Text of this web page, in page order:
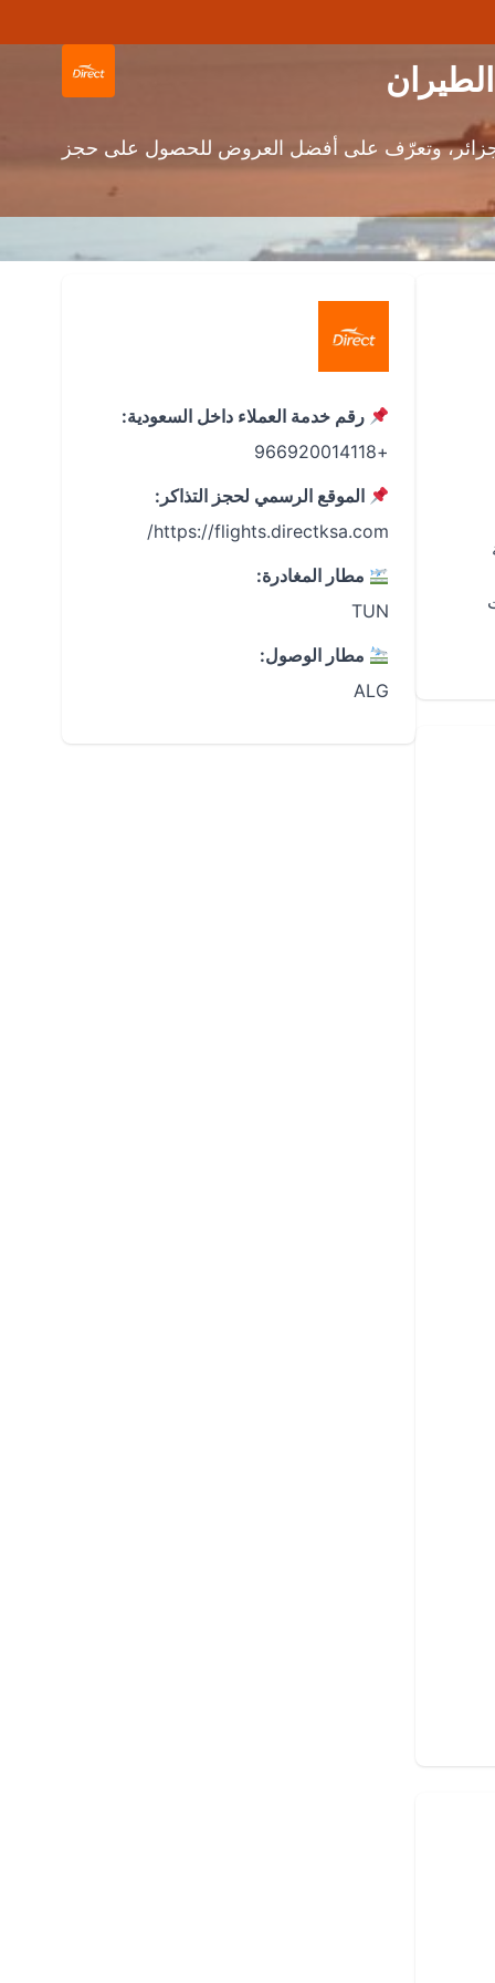
وتعرّف على أفضل العروض للحصول على حجز
رقم خدمة العملاء داخل السعودية:
+966920014118
الموقع الرسمي لحجز التذاكر:
https://flights.directksa.com/
مطار المغادرة:
TUN
مطار الوصول:
ALG